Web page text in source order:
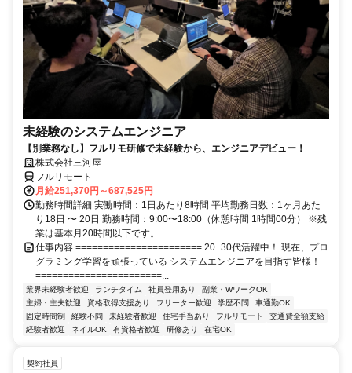
未経験のシステムエンジニア
【別業務なし】フルリモ研修で未経験から、エンジニアデビュー！
株式会社三河屋
フルリモート
月給251,370円～687,525円
勤務時間詳細 実働時間：1日あたり8時間 平均勤務日数：1ヶ月あた
り18日 〜 20日 勤務時間：9:00〜18:00（休憩時間 1時間00分） ※残
業は基本月20時間以下です。
仕事内容 ======================= 20−30代活躍中！ 現在、プロ
グラミング学習を頑張っている システムエンジニアを目指す皆様！
=======================...
業界未経験者歓迎 ランチタイム 社員登用あり
副業・WワークOK
主婦・主夫歓迎
資格取得支援あり フリーター歓迎 学歴不問
車通勤OK
固定時間制
経験不問 未経験者歓迎 住宅手当あり フルリモート
交通費全額支給
経験者歓迎
ネイルOK 有資格者歓迎 研修あり 在宅OK
契約社員